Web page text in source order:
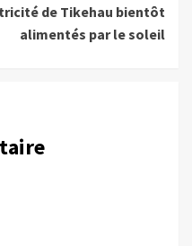
de Tikehau bientôt
alimentés par le soleil